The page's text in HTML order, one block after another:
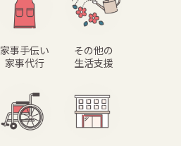
家事手伝い
家事代行
その他の
生活支援